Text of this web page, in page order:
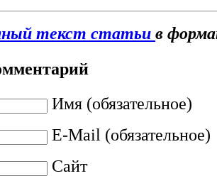
текст статьи в
Имя (обязательное)
E-Mail (обязательное)
Сайт